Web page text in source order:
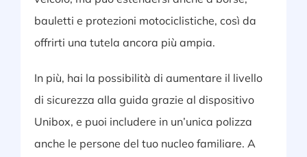
bauletti e protezioni motociclistiche, così da
offrirti una tutela ancora più ampia.
In più, hai la possibilità di aumentare il livello
di sicurezza alla guida grazie al dispositivo
Unibox, e puoi includere in un’unica polizza
anche le persone del tuo nucleo familiare. A